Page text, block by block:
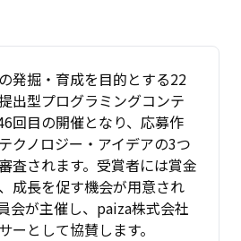
発掘・育成を目的とする22
出型プログラミングコンテ
回目の開催となり、応募作
クノロジー・アイデアの3つ
査されます。受賞者には賞金
成長を促す機会が用意され
会が主催し、paiza株式会社
ーとして協賛します。